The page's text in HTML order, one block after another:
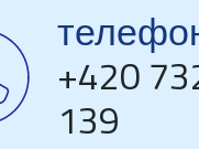
+420
139